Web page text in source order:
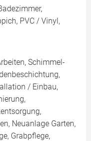
PVC / Vinyl,
Schimmel-
/ Einbau,
Neuanlage Garten,
Grabpflege,